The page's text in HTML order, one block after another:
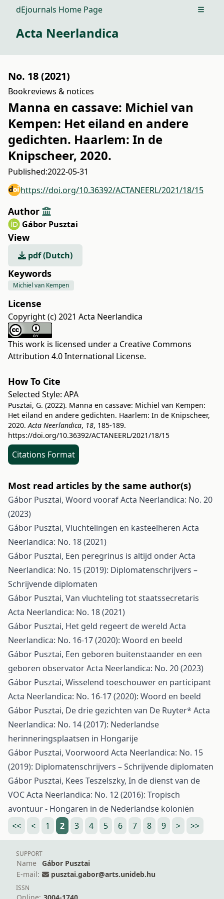
dEjournals Home Page Open
Acta Neerlandica
No. 18 (2021)
Bookreviews & notices
Manna en cassave: Michiel van
Kempen: Het eiland en andere
gedichten. Haarlem: In de
Knipscheer, 2020.
Published:2022-05-31
https://doi.org/10.36392/ACTANEERL/2021/18/15
Author
Gábor Pusztai
View
pdf (Dutch)
Keywords
Michiel van Kempen
License
Copyright (c) 2021 Acta Neerlandica
This work is licensed under a Creative Commons
Attribution 4.0 International License.
How To Cite
Selected Style: APA
Pusztai, G. (2022). Manna en cassave: Michiel van Kempen:
Het eiland en andere gedichten. Haarlem: In de Knipscheer,
2020.Acta Neerlandica, 18, 185-189.
https://doi.org/10.36392/ACTANEERL/2021/18/15
Citations Format
Most read articles by the same author(s)
Gábor Pusztai, Woord voorafActa Neerlandica: No. 20
(2023)
Gábor Pusztai, Vluchtelingen en kasteelheren Acta
Neerlandica: No. 18 (2021)
Gábor Pusztai, Een peregrinus is altijd onderActa
Neerlandica: No. 15 (2019): Diplomatenschrijvers –
Schrijvende diplomaten
Gábor Pusztai, Van vluchteling tot staatssecretaris
Acta Neerlandica: No. 18 (2021)
Gábor Pusztai, Het geld regeert de wereld Acta
Neerlandica: No. 16-17 (2020): Woord en beeld
Gábor Pusztai, Een geboren buitenstaander en een
geboren observatorActa Neerlandica: No. 20 (2023)
Gábor Pusztai, Wisselend toeschouwer en participant
Acta Neerlandica: No. 16-17 (2020): Woord en beeld
Gábor Pusztai, De drie gezichten van De Ruyter* Acta
Neerlandica: No. 14 (2017): Nederlandse
herinneringsplaatsen in Hongarije
Gábor Pusztai, Voorwoord Acta Neerlandica: No. 15
(2019): Diplomatenschrijvers – Schrijvende diplomaten
Gábor Pusztai, Kees Teszelszky, In de dienst van de
VOCActa Neerlandica: No. 12 (2016): Tropisch
avontuur - Hongaren in de Nederlandse koloniën
<<
< 1 2 3 4 5 6 7 8 9 > >>
SUPPORT
Name
Gábor Pusztai
E-mail:
pusztai.gabor@arts.unideb.hu
ISSN